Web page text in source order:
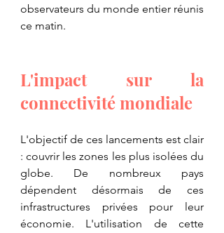
observateurs du monde entier réunis
ce matin.
​L'impact sur la
connectivité mondiale
​L'objectif de ces lancements est clair
: couvrir les zones les plus isolées du
globe. De nombreux pays
dépendent désormais de ces
infrastructures privées pour leur